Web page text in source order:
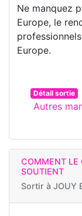
Ne manquez
Europe, le
Europe.
Détail sortie
Autres
COMMENT LE
SOUTIENT
Sortir à JOUY